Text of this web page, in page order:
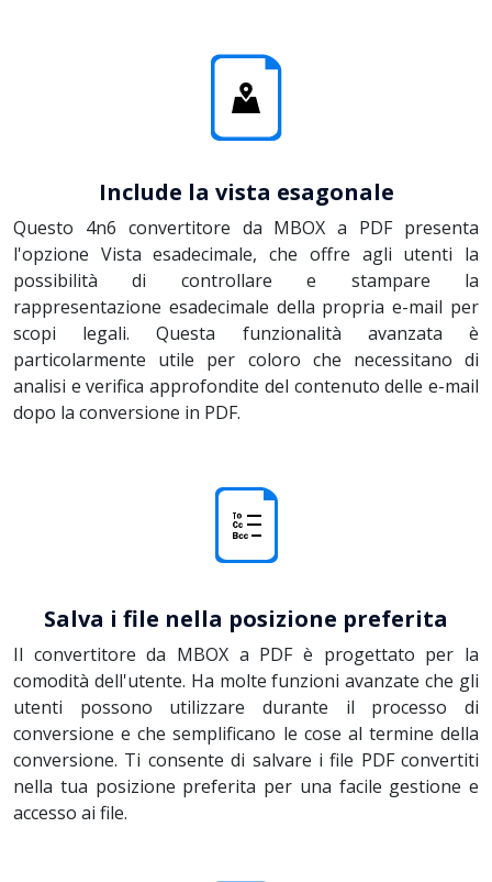
Include la vista esagonale
Questo 4n6 convertitore da MBOX a PDF presenta
l'opzione Vista esadecimale, che offre agli utenti la
possibilità di controllare e stampare la
rappresentazione esadecimale della propria e-mail per
scopi legali. Questa funzionalità avanzata è
particolarmente utile per coloro che necessitano di
analisi e verifica approfondite del contenuto delle e-mail
dopo la conversione in PDF.
Salva i file nella posizione preferita
Il convertitore da MBOX a PDF è progettato per la
comodità dell'utente. Ha molte funzioni avanzate che gli
utenti possono utilizzare durante il processo di
conversione e che semplificano le cose al termine della
conversione. Ti consente di salvare i file PDF convertiti
nella tua posizione preferita per una facile gestione e
accesso ai file.